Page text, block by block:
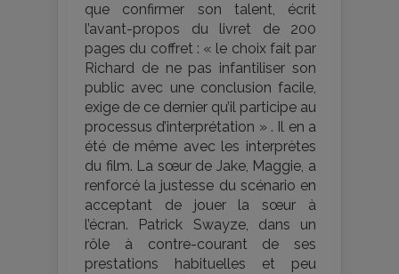
que confirmer son talent, écrit
l’avant-propos du livret de 200
pages du coffret : « le choix fait par
Richard de ne pas infantiliser son
public avec une conclusion facile,
exige de ce dernier qu’il participe au
processus d’interprétation » . Il en a
été de même avec les interprètes
du film. La sœur de Jake, Maggie, a
renforcé la justesse du scénario en
acceptant de jouer la sœur à
l’écran. Patrick Swayze, dans un
rôle à contre-courant de ses
prestations habituelles et peu